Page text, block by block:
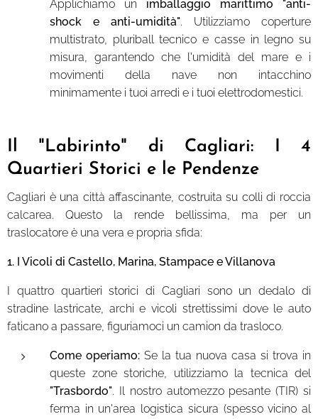
Applichiamo un imballaggio marittimo "anti-
shock e anti-umidità". Utilizziamo coperture
multistrato, pluriball tecnico e casse in legno su
misura, garantendo che l'umidità del mare e i
movimenti della nave non intacchino
minimamente i tuoi arredi e i tuoi elettrodomestici.
Il "Labirinto" di Cagliari: I 4
Quartieri Storici e le Pendenze
Cagliari è una città affascinante, costruita su colli di roccia
calcarea. Questo la rende bellissima, ma per un
traslocatore è una vera e propria sfida:
1. I Vicoli di Castello, Marina, Stampace e Villanova
I quattro quartieri storici di Cagliari sono un dedalo di
stradine lastricate, archi e vicoli strettissimi dove le auto
faticano a passare, figuriamoci un camion da trasloco.
Come operiamo: Se la tua nuova casa si trova in
queste zone storiche, utilizziamo la tecnica del
"Trasbordo". Il nostro automezzo pesante (TIR) si
ferma in un'area logistica sicura (spesso vicino al